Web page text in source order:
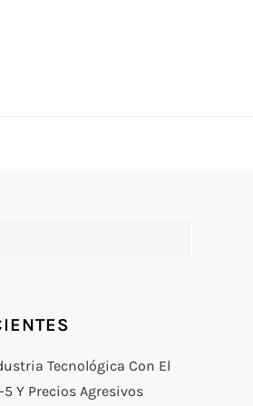
Tecnológica Con El
Y Precios Agresivos